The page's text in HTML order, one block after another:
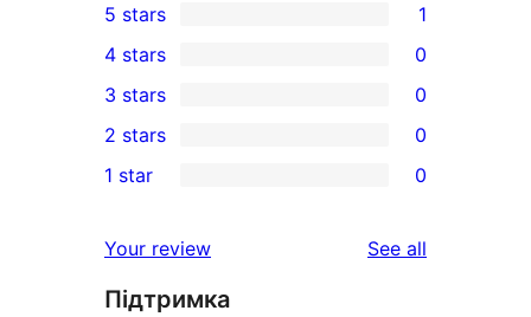
1
5-
star
review
5 stars 1
4-
star
reviews
4 stars 0
0
3-
star
3 stars 0
2-
reviews
2 stars 0
star
reviews
1 star 0
Your review See all
Підтримка